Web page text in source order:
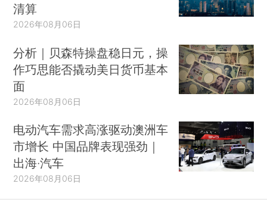
清算
2026年08月06日
分析｜贝森特操盘稳日元，操
作巧思能否撬动美日货币基本
面
2026年08月06日
电动汽车需求高涨驱动澳洲车
市增长 中国品牌表现强劲｜
出海·汽车
2026年08月06日